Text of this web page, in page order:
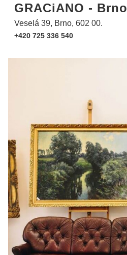
GRACiANO - Brno
Veselá 39, Brno, 602 00.
+420 725 336 540